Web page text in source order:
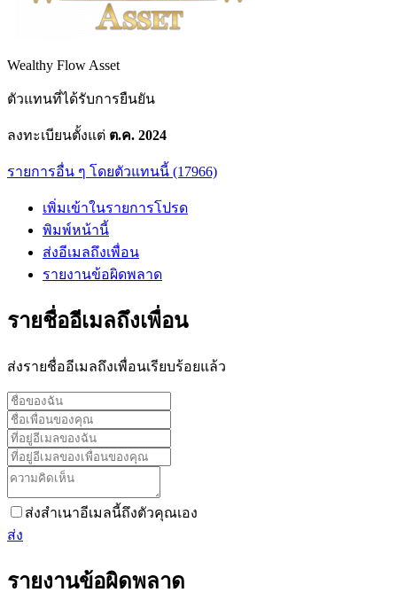
Wealthy Flow Asset
ตัวแทนที่ได้รับการยืนยัน
ลงทะเบียนตั้งแต่ ต.ค. 2024
รายการอื่น ๆ โดยตัวแทนนี้ (17966)
เพิ่มเข้าในรายการโปรด
พิมพ์หน้านี้
ส่งอีเมลถึงเพื่อน
รายงานข้อผิดพลาด
รายชื่ออีเมลถึงเพื่อน
ส่งรายชื่ออีเมลถึงเพื่อนเรียบร้อยแล้ว
ส่งสำเนาอีเมลนี้ถึงตัวคุณเอง
ส่ง
รายงานข้อผิดพลาด